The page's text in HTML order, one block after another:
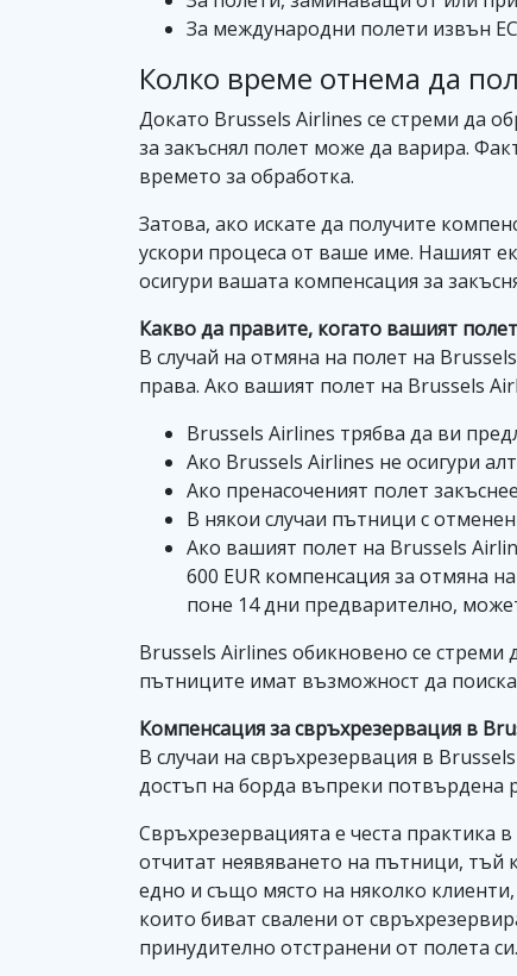
За международни полети извън
Колко време отнема да
Докато Brussels Airlines се стреми да
за закъснял полет може да варира.
времето за обработка.
Затова, ако искате да получите
ускори процеса от ваше име. Нашият
осигури вашата компенсация за
Какво да правите, когато вашият
В случай на отмяна на полет на
права. Ако вашият полет на Brussels
Brussels Airlines трябва да ви
Ако Brussels Airlines не осигури
Ако пренасоченият полет
В някои случаи пътници с
Ако вашият полет на Brussels
600 EUR компенсация за отмяна
поне 14 дни предварително,
Brussels Airlines обикновено се
пътниците имат възможност да
Компенсация за свръхрезервация в
В случаи на свръхрезервация в
достъп на борда въпреки потвърдена
Свръхрезервацията е честа практика
отчитат неявяването на пътници, тъй
едно и също място на няколко
които биват свалени от
принудително отстранени от полета си.